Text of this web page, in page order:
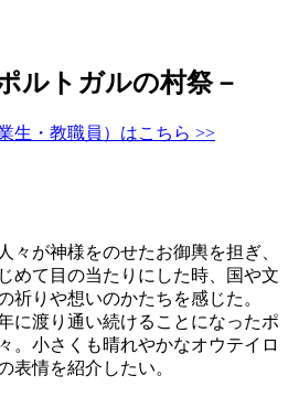
ルトガルの村祭－
生・教職員）はこちら >>
々が神様をのせたお御輿を担ぎ、
めて目の当たりにした時、国や文
祈りや想いのかたちを感じた。
に渡り通い続けることになったポ
。小さくも晴れやかなオウテイロ
表情を紹介したい。